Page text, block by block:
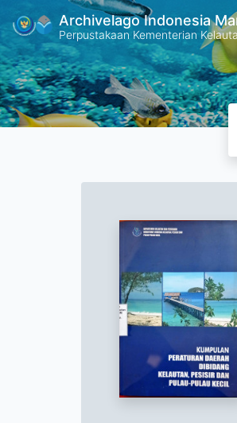
Archivelago Indonesia
Perpustakaan Kementerian